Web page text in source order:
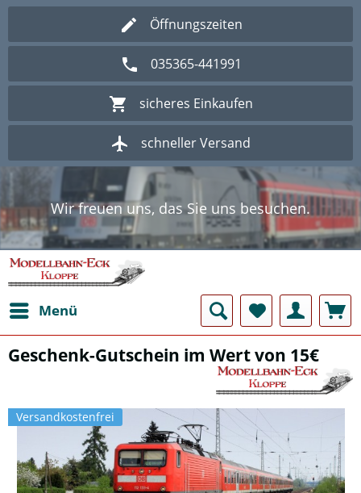
Öffnungszeiten
035365-441991
sicheres Einkaufen
schneller Versand
Wir freuen uns, das Sie uns besuchen.
Herzlich Willkommen im Onlineshop
Modellbahn - Eck Kloppe.
Wir freuen uns, das Sie uns besuchen.
Herzlich Willkommen im Onlineshop
Modellbahn - Eck Kloppe.
Menü
Geschenk-Gutschein im Wert von 15€
Versandkostenfrei